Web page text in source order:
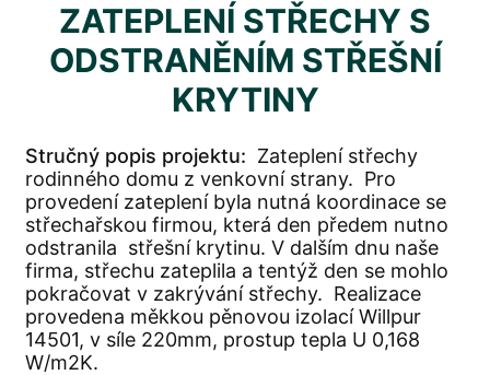
ZATEPLENÍ STŘECHY S
ODSTRANĚNÍM STŘEŠNÍ
KRYTINY
Stručný popis projektu: Zateplení střechy
rodinného domu z venkovní strany. Pro
provedení zateplení byla nutná koordinace se
střechařskou firmou, která den předem nutno
odstranila střešní krytinu. V dalším dnu naše
firma, střechu zateplila a tentýž den se mohlo
pokračovat v zakrývání střechy. Realizace
provedena měkkou pěnovou izolací Willpur
14501, v síle 220mm, prostup tepla U 0,168
W/m2K.